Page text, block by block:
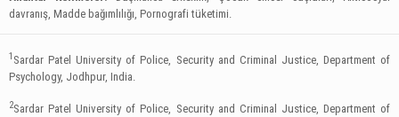
davranış, Madde bağımlılığı, Pornografi tüketimi.
1 Sardar Patel University of Police, Security and Criminal Justice, Department of
Psychology, Jodhpur, India.
2Sardar Patel University of Police, Security and Criminal Justice, Department of